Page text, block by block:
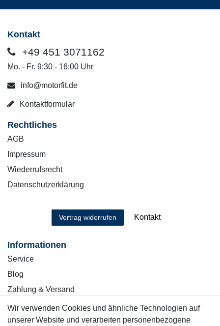
Kontakt
+49 451 3071162
Mo. - Fr. 9:30 - 16:00 Uhr
info@motorfit.de
Kontaktformular
Rechtliches
AGB
Impressum
Wiederrufsrecht
Datenschutzerklärung
Vertrag widerrufen Kontakt
Informationen
Service
Blog
Zahlung & Versand
Sicher einkaufen
Wir verwenden Cookies und ähnliche Technologien auf
unserer Website und verarbeiten personenbezogene